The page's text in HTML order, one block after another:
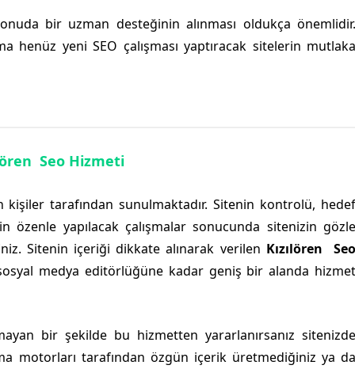
bir uzman desteğinin alınması oldukça önemlidir.
henüz yeni SEO çalışması yaptıracak sitelerin mutlaka
Seo Hizmeti
kişiler tarafından sunulmaktadır. Sitenin kontrolü, hedef
özenle yapılacak çalışmalar sonucunda sitenizin gözle
Sitenin içeriği dikkate alınarak verilen Kızılören Seo
medya editörlüğüne kadar geniş bir alanda hizmet
bir şekilde bu hizmetten yararlanırsanız sitenizde
motorları tarafından özgün içerik üretmediğiniz ya da